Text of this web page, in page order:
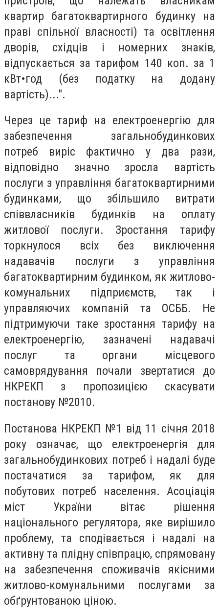
квартир багатоквартирного будинку на
праві спільної власності) та освітлення
дворів, східців і номерних знаків,
відпускається за тарифом 140 коп. за 1
кВт•год (без податку на додану
вартість)...".
Через це тариф на електроенергію для
забезпечення загальнобудинкових
потреб виріс фактично у два рази,
відповідно значно зросла вартість
послуги з управління багатоквартирними
будинками, що збільшило витрати
співвласників будинків на оплату
житлової послуги. Зростання тарифу
торкнулося всіх без виключення
надавачів послуги з управління
багатоквартирним будинком, як житлово-
комунальних підприємств, так і
управляючих компаній та ОСББ. Не
підтримуючи таке зростання тарифу на
електроенергію, зазначені надавачі
послуг та органи місцевого
самоврядування почали звертатися до
НКРЕКП з пропозицією скасувати
постанову №2010.
Постанова НКРЕКП №1 від 11 січня 2018
року означає, що електроенергія для
загальнобудинкових потреб і надалі буде
постачатися за тарифом, як для
побутових потреб населення. Асоціація
міст України вітає рішення
національного регулятора, яке вирішило
проблему, та сподівається і надалі на
активну та плідну співпрацю, спрямовану
на забезпечення споживачів якісними
житлово-комунальними послугами за
обґрунтованою ціною.